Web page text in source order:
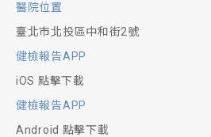
醫院位置
臺北市北投區中和街2號
健檢報告APP
iOS 點擊下載
健檢報告APP
Android 點擊下載